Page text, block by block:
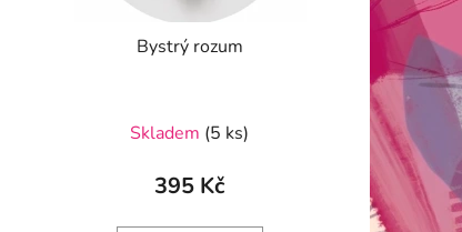
Bystrý rozum
Skladem (5 ks)
395 Kč